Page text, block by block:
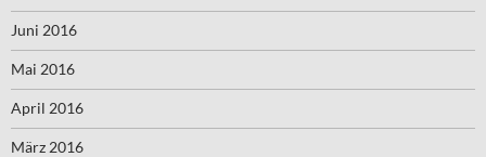
Juni 2016
Mai 2016
April 2016
März 2016